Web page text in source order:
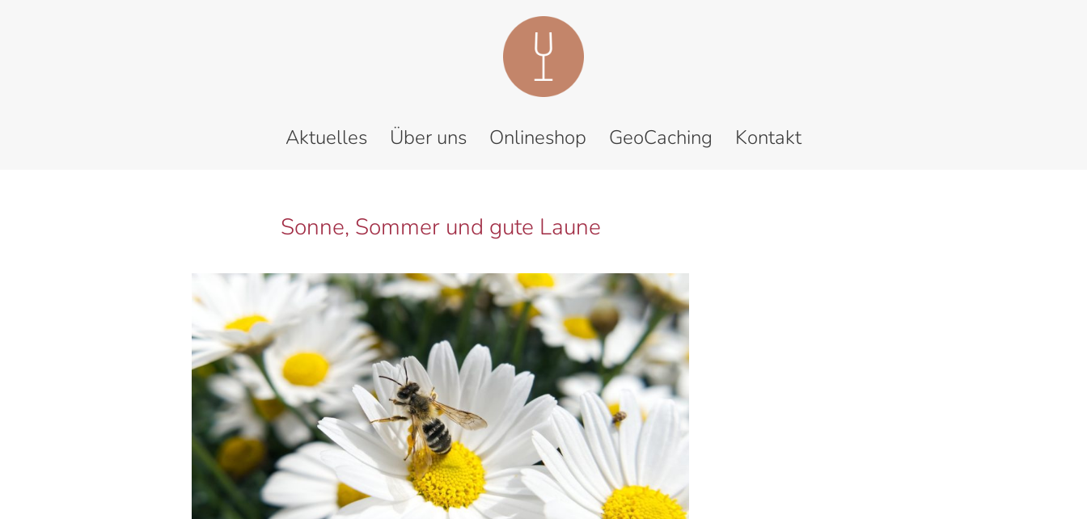
Aktuelles Über uns Onlineshop GeoCaching Kontakt
Sonne, Sommer und gute Laune